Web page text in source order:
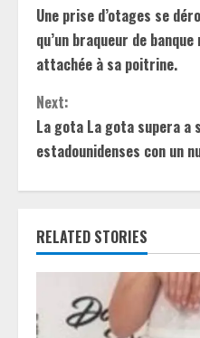
o
n
t
i
n
u
e
Une prise d’otages se
qu’un braqueur de
attachée à sa poitrine.
Next:
La gota La gota supera a
estadounidenses con un
RELATED STORIES